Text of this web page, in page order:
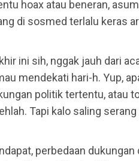
hoax atau beneran,
di sosmed terlalu keras
ini sih, nggak jauh dari
mendekati hari-h. Yup,
politik tertentu, atau
Tapi kalo saling serang
perbedaan dukungan